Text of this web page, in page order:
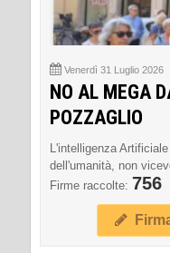
Venerdì 31 Luglio 2026
NO AL MEGA
POZZAGLIO
L'intelligenza
dell'umanità, non
Firme raccolte: 756